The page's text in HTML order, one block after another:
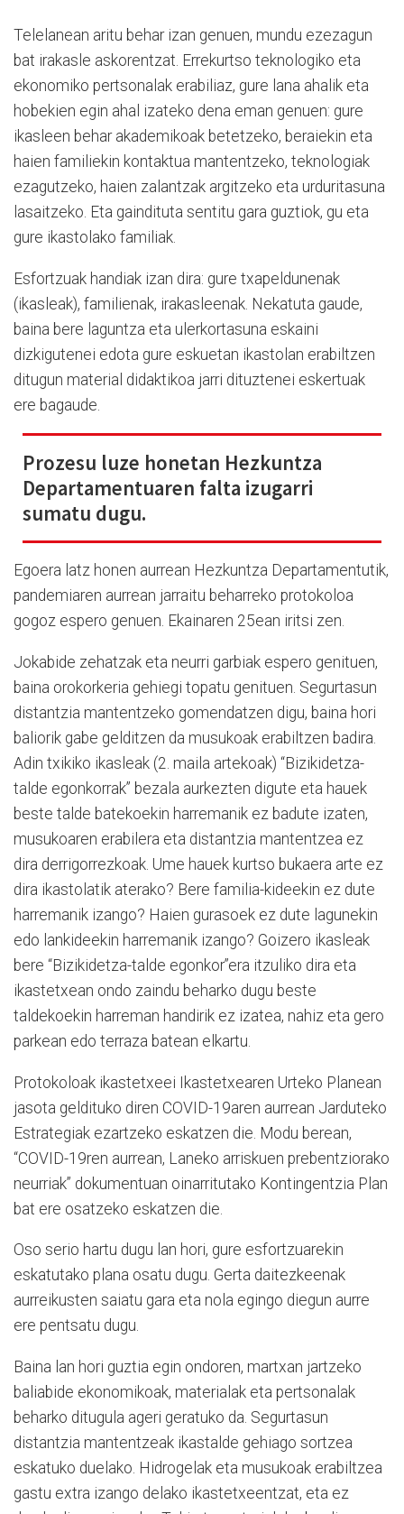
Telelanean aritu behar izan genuen, mundu ezezagun
bat irakasle askorentzat. Errekurtso teknologiko eta
ekonomiko pertsonalak erabiliaz, gure lana ahalik eta
hobekien egin ahal izateko dena eman genuen: gure
ikasleen behar akademikoak betetzeko, beraiekin eta
haien familiekin kontaktua mantentzeko, teknologiak
ezagutzeko, haien zalantzak argitzeko eta urduritasuna
lasaitzeko. Eta gaindituta sentitu gara guztiok, gu eta
gure ikastolako familiak.
Esfortzuak handiak izan dira: gure txapeldunenak
(ikasleak), familienak, irakasleenak. Nekatuta gaude,
baina bere laguntza eta ulerkortasuna eskaini
dizkigutenei edota gure eskuetan ikastolan erabiltzen
ditugun material didaktikoa jarri dituztenei eskertuak
ere bagaude.
Prozesu luze honetan Hezkuntza
Departamentuaren falta izugarri
sumatu dugu.
Egoera latz honen aurrean Hezkuntza Departamentutik,
pandemiaren aurrean jarraitu beharreko protokoloa
gogoz espero genuen. Ekainaren 25ean iritsi zen.
Jokabide zehatzak eta neurri garbiak espero genituen,
baina orokorkeria gehiegi topatu genituen. Segurtasun
distantzia mantentzeko gomendatzen digu, baina hori
baliorik gabe gelditzen da musukoak erabiltzen badira.
Adin txikiko ikasleak (2. maila artekoak) “Bizikidetza-
talde egonkorrak” bezala aurkezten digute eta hauek
beste talde batekoekin harremanik ez badute izaten,
musukoaren erabilera eta distantzia mantentzea ez
dira derrigorrezkoak. Ume hauek kurtso bukaera arte ez
dira ikastolatik aterako? Bere familia-kideekin ez dute
harremanik izango? Haien gurasoek ez dute lagunekin
edo lankideekin harremanik izango? Goizero ikasleak
bere “Bizikidetza-talde egonkor”era itzuliko dira eta
ikastetxean ondo zaindu beharko dugu beste
taldekoekin harreman handirik ez izatea, nahiz eta gero
parkean edo terraza batean elkartu.
Protokoloak ikastetxeei Ikastetxearen Urteko Planean
jasota geldituko diren COVID-19aren aurrean Jarduteko
Estrategiak ezartzeko eskatzen die. Modu berean,
“COVID-19ren aurrean, Laneko arriskuen prebentziorako
neurriak” dokumentuan oinarritutako Kontingentzia Plan
bat ere osatzeko eskatzen die.
Oso serio hartu dugu lan hori, gure esfortzuarekin
eskatutako plana osatu dugu. Gerta daitezkeenak
aurreikusten saiatu gara eta nola egingo diegun aurre
ere pentsatu dugu.
Baina lan hori guztia egin ondoren, martxan jartzeko
baliabide ekonomikoak, materialak eta pertsonalak
beharko ditugula ageri geratuko da. Segurtasun
distantzia mantentzeak ikastalde gehiago sortzea
eskatuko duelako. Hidrogelak eta musukoak erabiltzea
gastu extra izango delako ikastetxeentzat, eta ez